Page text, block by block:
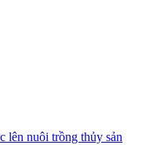
lên nuôi trồng thủy sản